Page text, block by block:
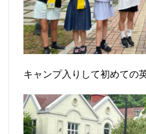
キャンプ入りして初めての